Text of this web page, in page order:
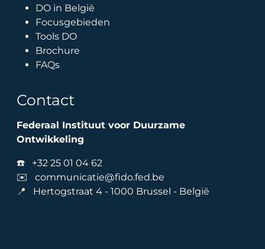
DO in België
Focusgebieden
Tools DO
Brochure
FAQs
Contact
Federaal Instituut voor Duurzame
Ontwikkeling
☎️ +32 25 01 04 62
✉️ communicatie@fido.fed.be
📍 Hertogstraat 4 - 1000 Brussel - België